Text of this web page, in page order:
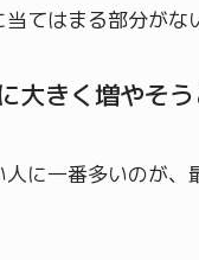
てはまる部分がな
大きく増やそ
に一番多いのが、